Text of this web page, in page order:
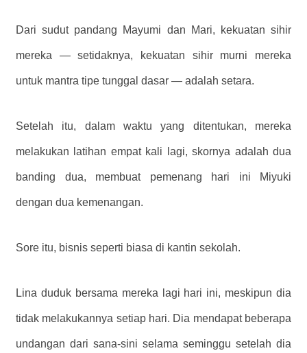
Dari sudut pandang Mayumi dan Mari, kekuatan sihir
mereka — setidaknya, kekuatan sihir murni mereka
untuk mantra tipe tunggal dasar — ​​adalah setara.
Setelah itu, dalam waktu yang ditentukan, mereka
melakukan latihan empat kali lagi, skornya adalah dua
banding dua, membuat pemenang hari ini Miyuki
dengan dua kemenangan.
Sore itu, bisnis seperti biasa di kantin sekolah.
Lina duduk bersama mereka lagi hari ini, meskipun dia
tidak melakukannya setiap hari. Dia mendapat beberapa
undangan dari sana-sini selama seminggu setelah dia